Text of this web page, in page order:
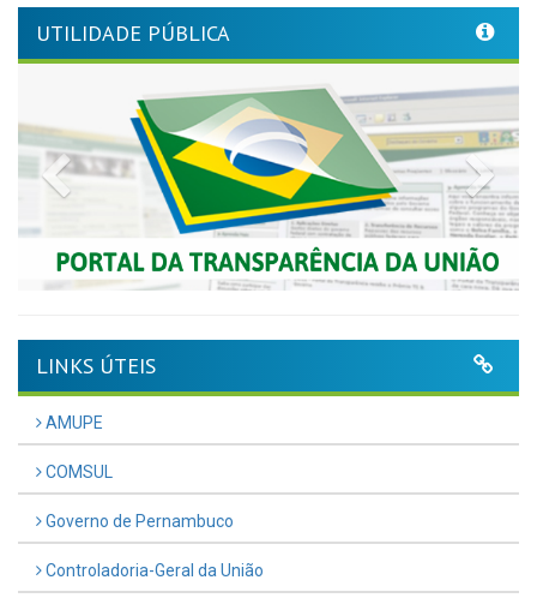
UTILIDADE PÚBLICA
Previous
LINKS ÚTEIS
AMUPE
COMSUL
Governo de Pernambuco
Controladoria-Geral da União